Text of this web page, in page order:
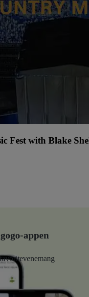
Fest with Blake
appen